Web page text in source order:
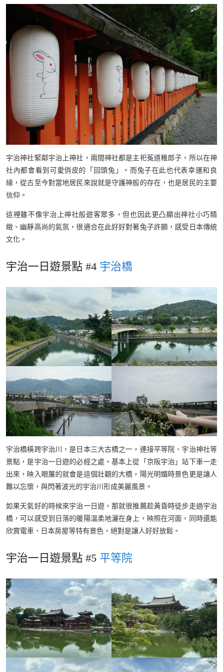
宇治神社緊鄰宇治上神社，兩間神社都是主祀菟道稚郎子，所以在神
社內都會看到可愛俏皮的「回頭兔」。而兔子在此也代表幸運和良
緣，從古至今對當地居民來說就是守護神般的存在，也是居民的主要
信仰。
這裡雖不像宇治上神社般遊客眾多，但也因此更凸顯出神社小巧精
緻、幽靜高尚的氣氛，很適合在此好好對著兔子許願，感受日本傳統
文化。
宇治一日遊景點 #4 宇治橋
宇治橋橫跨宇治川，是日本三大古橋之一，連接平等院、宇治神社等
景點，是宇治一日遊的必經之處。基本上從「京阪宇治」站下車一走
出來，映入眼簾的就會是這個壯觀的大橋，陽光明媚時景色更是讓人
難以忘懷，與閃著波光的宇治川形成美麗風景。
如果天氣好的時候來宇治一日遊，那就很推薦趁黃昏時徒步走過宇治
橋，可以感受到日落的暖陽溫柔地灑在身上，映照在河面，同時還能
欣賞電車、日本房屋等特有景色，絕對是讓人好好放鬆。
宇治一日遊景點 #5 平等院